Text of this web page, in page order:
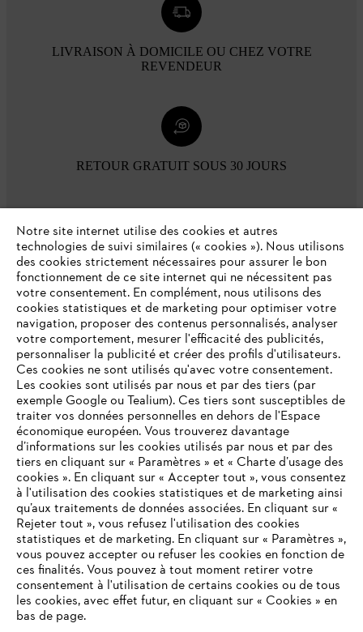
LIVRAISON À DOMICILE OU CHEZ VOTRE
REVENDEUR
RETOUR GRATUIT SOUS 30 JOURS
L'Entreprise
Questions / Réponses
Service
Conditions Générales de Vente
VOTRE NAVIGATEUR INTERNET
N'EST PLUS PRIS EN CHARGE
Vous utilisez un navigateur Internet que nous ne prenons plus
en charge, et certaines fonctionnalités de notre site ne
peuvent fonctionner correctement. Pour une utilisation
Notre site internet utilise des cookies et autres
technologies de suivi similaires (« cookies »). Nous utilisons
des cookies strictement nécessaires pour assurer le bon
fonctionnement de ce site internet qui ne nécessitent pas
votre consentement. En complément, nous utilisons des
cookies statistiques et de marketing pour optimiser votre
navigation, proposer des contenus personnalisés, analyser
votre comportement, mesurer l'efficacité des publicités,
personnaliser la publicité et créer des profils d'utilisateurs.
Ces cookies ne sont utilisés qu'avec votre consentement.
Les cookies sont utilisés par nous et par des tiers (par
exemple Google ou Tealium). Ces tiers sont susceptibles de
traiter vos données personnelles en dehors de l'Espace
économique européen. Vous trouverez davantage
d’informations sur les cookies utilisés par nous et par des
tiers en cliquant sur « Paramètres » et « Charte d’usage des
cookies ». En cliquant sur « Accepter tout », vous consentez
à l'utilisation des cookies statistiques et de marketing ainsi
qu’aux traitements de données associées. En cliquant sur «
Rejeter tout », vous refusez l'utilisation des cookies
statistiques et de marketing. En cliquant sur « Paramètres »,
vous pouvez accepter ou refuser les cookies en fonction de
ces finalités. Vous pouvez à tout moment retirer votre
consentement à l'utilisation de certains cookies ou de tous
les cookies, avec effet futur, en cliquant sur « Cookies » en
bas de page.